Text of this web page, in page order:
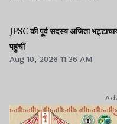
JPSC की पूर्व सदस्य अजिता
पहुंचीं
Aug 10, 2026 11:36 AM